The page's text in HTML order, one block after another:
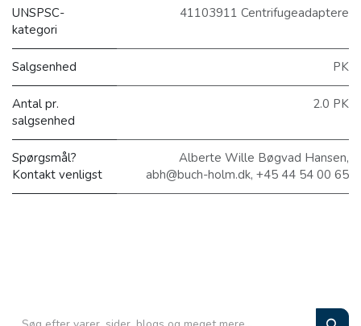
UNSPSC-
kategori
41103911 Centrifugeadaptere
Salgsenhed PK
Antal pr.
salgsenhed
2.0 PK
Spørgsmål?
Kontakt venligst
Alberte Wille Bøgvad Hansen,
abh@buch-holm.dk, +45 44 54 00 65